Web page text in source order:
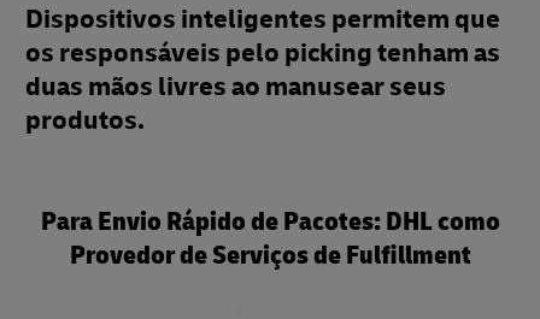
Dispositivos inteligentes permitem que
os responsáveis pelo picking tenham as
duas mãos livres ao manusear seus
produtos.
Para Envio Rápido de Pacotes: DHL como
Provedor de Serviços de Fulfillment